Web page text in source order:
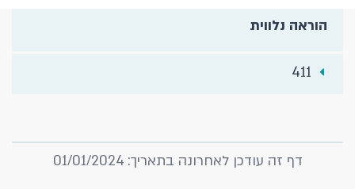
הוראה נלווית
411
דף זה עודכן לאחרונה בתאריך: 01/01/2024